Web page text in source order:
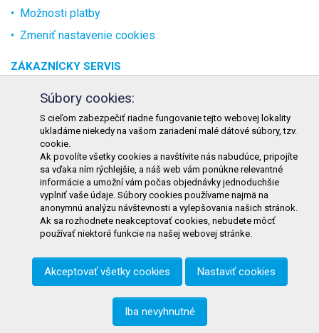
Možnosti platby
Zmeniť nastavenie cookies
ZÁKAZNÍCKY SERVIS
O spoločnosti
Kontakt
Odstúpenie od zmluvy online
KONTAKT
TURON GASTRO s.r.o.
Starohorského 4328/3
031 01 Liptovský Mikuláš
Slovenská republika
Telefón:+421 911 585 730
objednavky@tgastro.sk
Súbory cookies:
S cieľom zabezpečiť riadne fungovanie tejto webovej lokality
ukladáme niekedy na vašom zariadení malé dátové súbory, tzv.
cookie.
Ak povolíte všetky cookies a navštívite nás nabudúce, pripojíte
sa vďaka ním rýchlejšie, a náš web vám ponúkne relevantné
informácie a umožní vám počas objednávky jednoduchšie
vyplniť vaše údaje. Súbory cookies používame najmä na
anonymnú analýzu návštevnosti a vylepšovania našich stránok.
Ak sa rozhodnete neakceptovať cookies, nebudete môcť
používať niektoré funkcie na našej webovej stránke.
Akceptovať všetky cookies Nastaviť cookies
Iba nevyhnutné